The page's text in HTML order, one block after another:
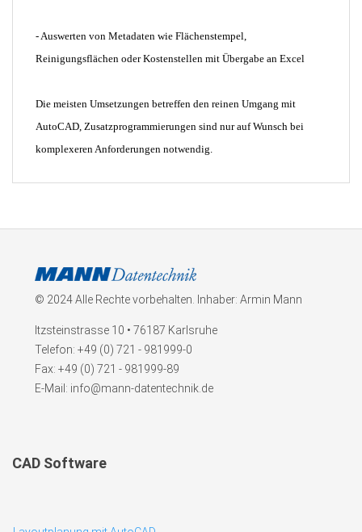
- Auswerten von Metadaten wie Flächenstempel,
Reinigungsflächen oder Kostenstellen mit Übergabe an Excel
Die meisten Umsetzungen betreffen den reinen Umgang mit
AutoCAD, Zusatzprogrammierungen sind nur auf Wunsch bei
komplexeren Anforderungen notwendig.
© 2024 Alle Rechte vorbehalten. Inhaber: Armin Mann
Itzsteinstrasse 10 • 76187 Karlsruhe
Telefon: +49 (0) 721 - 981999-0
Fax: +49 (0) 721 - 981999-89
E-Mail: info@mann-datentechnik.de
CAD Software